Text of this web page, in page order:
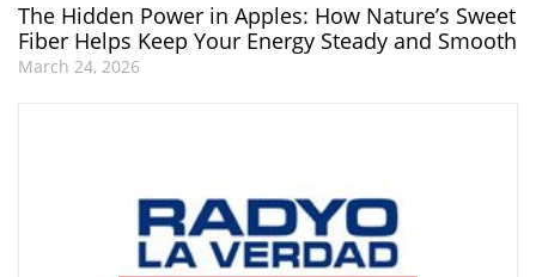
The Hidden Power in Apples: How Nature’s Sweet
Fiber Helps Keep Your Energy Steady and Smooth
March 24, 2026